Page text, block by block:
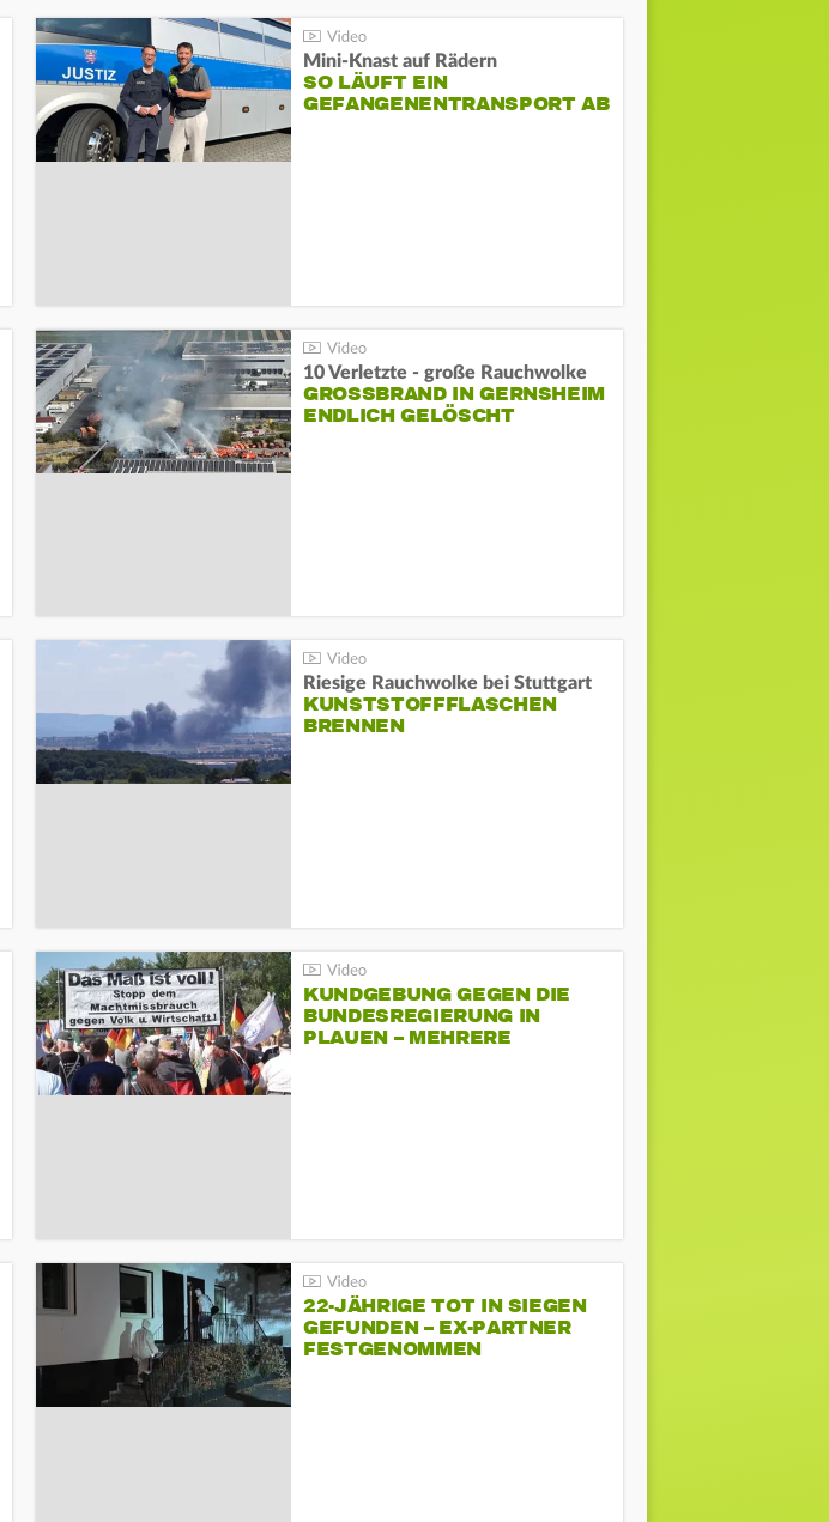
Mini-Knast auf Rädern
SO LÄUFT EIN
GEFANGENENTRANSPORT AB
10 Verletzte - große Rauchwolke
GROSSBRAND IN GERNSHEIM E
NDLICH GELÖSCHT
Riesige Rauchwolke bei Stuttgart
KUNSTSTOFFFLASCHEN
BRENNEN
KUNDGEBUNG GEGEN DIE
BUNDESREGIERUNG IN
PLAUEN – MEHRERE
22-JÄHRIGE TOT IN SIEGEN
GEFUNDEN – EX-PARTNER
FESTGENOMMEN